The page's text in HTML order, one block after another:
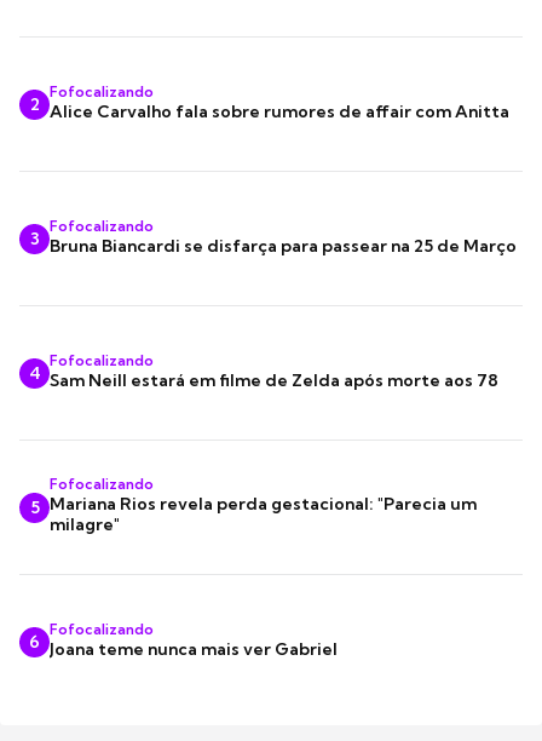
2
Fofocalizando
Alice Carvalho fala sobre rumores de affair com Anitta
3
Fofocalizando
Bruna Biancardi se disfarça para passear na 25 de Março
4
Fofocalizando
Sam Neill estará em filme de Zelda após morte aos 78
5
Fofocalizando
Mariana Rios revela perda gestacional: "Parecia um
milagre"
6
Fofocalizando
Joana teme nunca mais ver Gabriel